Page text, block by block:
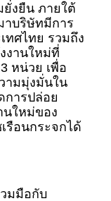
ยั่งยืน ภายใต้
าบริษัทมีการ
ทศไทย รวมถึง
งานใหม่ที่
หน่วย เพื่อ
ามมุ่งมั่นใน
การปล่อย
นใหม่ของ
รือนกระจกได้
มมือกับ